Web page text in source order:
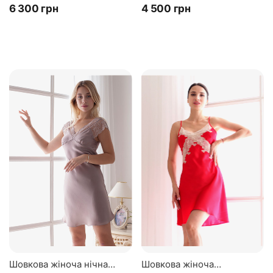
Натуральний 10...
‍6 300‍ грн
100% шовк. бежевий
‍4 500‍ грн
Шовкова жіноча нічна
Шовкова жіноча